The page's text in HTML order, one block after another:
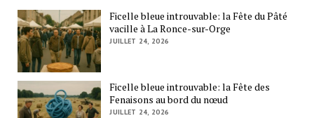
Ficelle bleue introuvable: la Fête du Pâté
vacille à La Ronce-sur-Orge
JUILLET 24, 2026
Ficelle bleue introuvable: la Fête des
Fenaisons au bord du nœud
JUILLET 24, 2026